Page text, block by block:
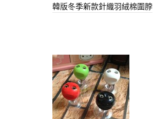
韓版冬季新款針織羽絨棉圍脖